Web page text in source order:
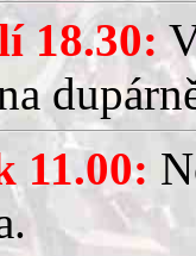
18.30:
11.00: